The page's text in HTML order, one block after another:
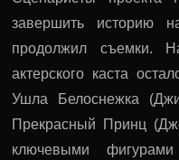
завершить историю
продолжил съемки.
актерского каста
Ушла Белоснежка
Прекрасный Принц
ключевыми